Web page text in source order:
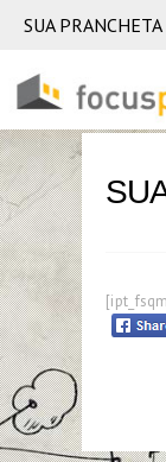
SUA PRANCHETA